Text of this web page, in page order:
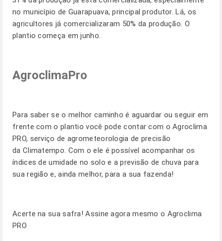
no município de Guarapuava, principal produtor. Lá, os
agricultores já comercializaram 50% da produção. O
plantio começa em junho.
AgroclimaPro
Para saber se o melhor caminho é aguardar ou seguir em
frente com o plantio você pode contar com o Agroclima
PRO, serviço de agrometeorologia de precisão
da Climatempo. Com o ele é possível acompanhar os
índices de umidade no solo e a previsão de chuva para
sua região e, ainda melhor, para a sua fazenda!
Acerte na sua safra! Assine agora mesmo o Agroclima
PRO